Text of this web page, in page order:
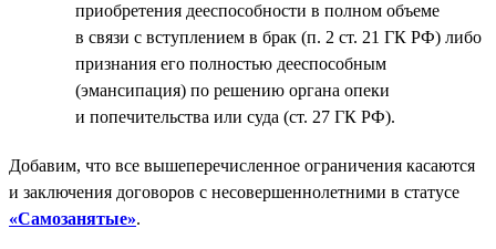
приобретения дееспособности в полном объеме
в связи с вступлением в брак (п. 2 ст. 21 ГК РФ) либо
признания его полностью дееспособным
(эмансипация) по решению органа опеки
и попечительства или суда (ст. 27 ГК РФ).
Добавим, что все вышеперечисленное ограничения касаются
и заключения договоров с несовершеннолетними в статусе
«Самозанятые».